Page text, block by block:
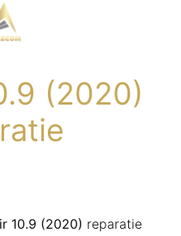
(2020)
10.9 (2020) reparatie